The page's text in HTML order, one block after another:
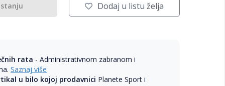
Dodaj u listu želja
rata - Administrativnom zabranom i
Saznaj više
u bilo kojoj prodavnici Planete Sport i